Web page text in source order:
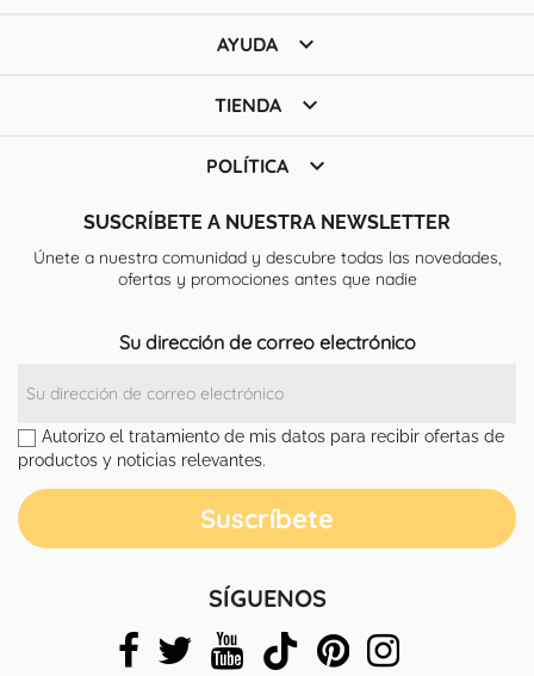
AYUDA 
TIENDA 
POLÍTICA 
SUSCRÍBETE A NUESTRA NEWSLETTER
Únete a nuestra comunidad y descubre todas las novedades,
ofertas y promociones antes que nadie
Su dirección de correo electrónico
Autorizo el tratamiento de mis datos para recibir ofertas de
productos y noticias relevantes.
SÍGUENOS